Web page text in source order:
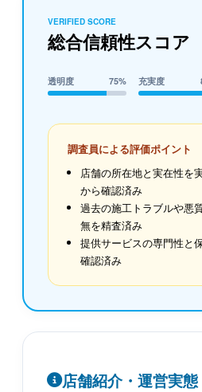
VERIFIED SCORE
総合信頼性スコア
透明度 75% 充実度
調査員による評価ポイント
店舗の所在地と実在性を
から確認済み
過去の施工トラブルや悪
無を精査済み
提供サービスの専門性と
確認済み
店舗紹介・運営実態